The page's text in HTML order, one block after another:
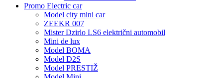
Promo Electric car
Model city mini car
ZEEKR 007
Mister Dzirlo LS6 električni automobil
Mini de lux
Model BOMA
Model D2S
Model PRESTIŽ